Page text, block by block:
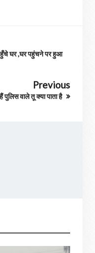
घर ,घर पहुंचने पर हुआ
Previous
हैं पुलिस वाले तू क्या पाता है